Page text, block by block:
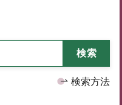
検索方法